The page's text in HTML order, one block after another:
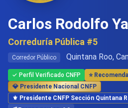
Carlos Rodolfo
Correduría Pública #5
Corredor Público Quintana Roo,
✓ Perfil Verificado CNFP
⭐
💎 Presidente Nacional CNFP
⚜️ Presidente CNFP Sección Quintana